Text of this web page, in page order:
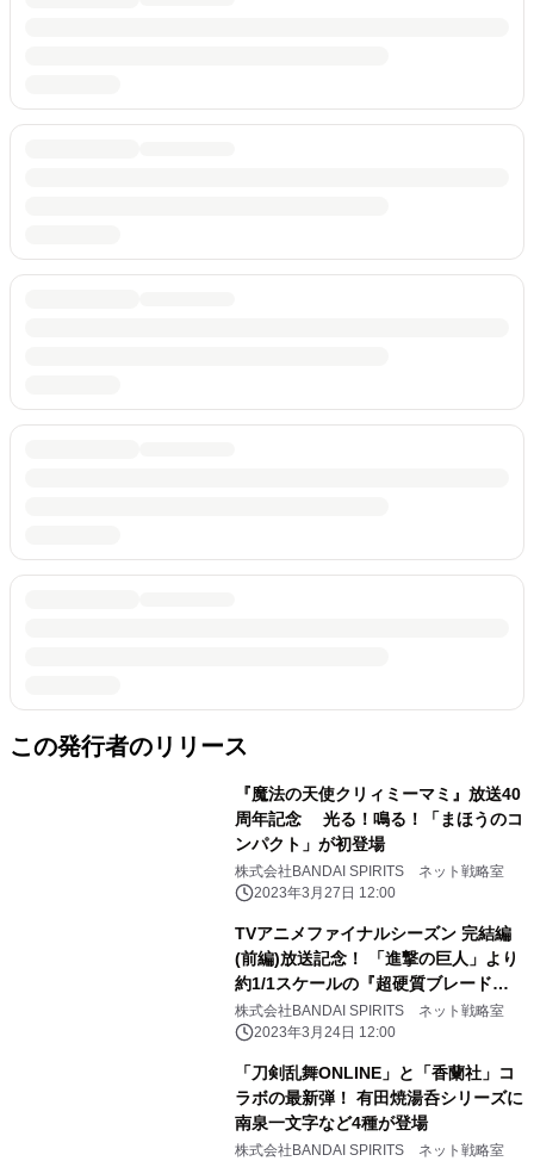
この発行者のリリース
『魔法の天使クリィミーマミ』放送40
周年記念 光る！鳴る！「まほうのコ
ンパクト」が初登場
株式会社BANDAI SPIRITS ネット戦略室
2023年3月27日 12:00
TVアニメファイナルシーズン 完結編
(前編)放送記念！ 「進撃の巨人」より
約1/1スケールの『超硬質ブレード』
が登場！
株式会社BANDAI SPIRITS ネット戦略室
2023年3月24日 12:00
「刀剣乱舞ONLINE」と「香蘭社」コ
ラボの最新弾！ 有田焼湯呑シリーズに
南泉一文字など4種が登場
株式会社BANDAI SPIRITS ネット戦略室